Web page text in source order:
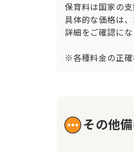
保育料は国家の
具体的な価格は
詳細をご確認に
※各種料金の正確
その他